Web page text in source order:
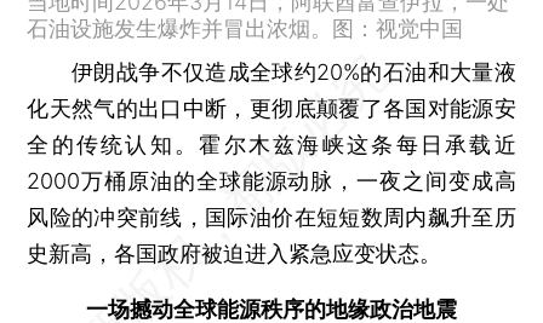
石油设施发生爆炸并冒出浓烟。图：视觉中国
伊朗战争不仅造成全球约20%的石油和大量液
化天然气的出口中断，更彻底颠覆了各国对能源安
全的传统认知。霍尔木兹海峡这条每日承载近
2000万桶原油的全球能源动脉，一夜之间变成高
风险的冲突前线，国际油价在短短数周内飙升至历
史新高，各国政府被迫进入紧急应变状态。
一场撼动全球能源秩序的地缘政治地震